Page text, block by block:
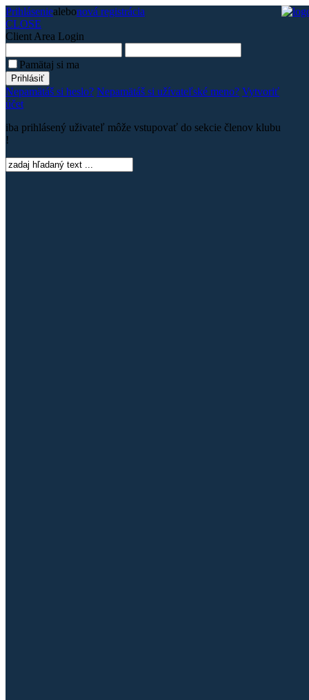
Prihláseniealebonová registrácia
CLOSE
Client Area Login
Pamätaj si ma
Nepamätáš si heslo? Nepamätáš si užívateľské meno? Vytvoriť
účet
iba prihlásený uživateľ môže vstupovať do sekcie členov klubu
!